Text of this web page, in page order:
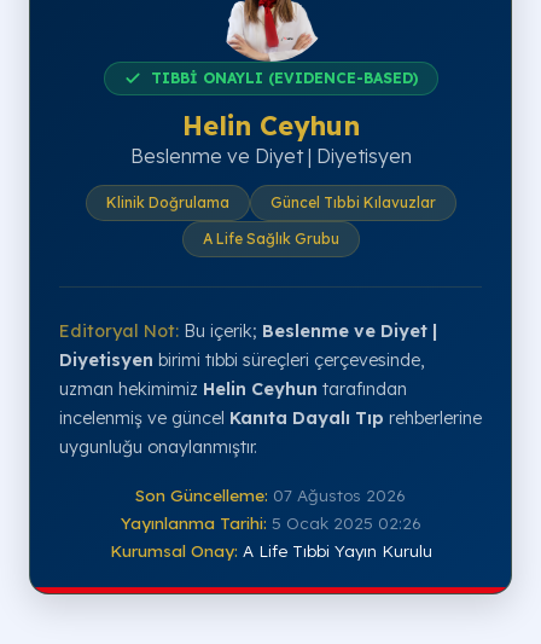
TIBBİ ONAYLI (EVIDENCE-BASED)
Helin Ceyhun
Beslenme ve Diyet | Diyetisyen
Klinik Doğrulama
Güncel Tıbbi Kılavuzlar
A Life Sağlık Grubu
Editoryal Not: Bu içerik; Beslenme ve Diyet |
Diyetisyen birimi tıbbi süreçleri çerçevesinde,
uzman hekimimiz Helin Ceyhun tarafından
incelenmiş ve güncel Kanıta Dayalı Tıp rehberlerine
uygunluğu onaylanmıştır.
Son Güncelleme: 07 Ağustos 2026
Yayınlanma Tarihi: 5 Ocak 2025 02:26
Kurumsal Onay: A Life Tıbbi Yayın Kurulu